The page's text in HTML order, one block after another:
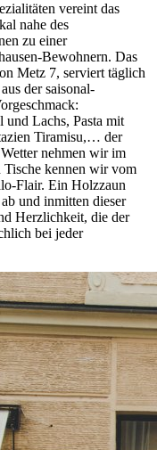
vereint das
nahe des
zu einer
Bewohnern. Das
Metz 7, serviert täglich
der saisonal-
und Lachs, Pasta mit
Tiramisu,… der
nehmen wir im
Tische kennen wir vom
Flair. Ein Holzzaun
und inmitten dieser
Herzlichkeit, die der
bei jeder